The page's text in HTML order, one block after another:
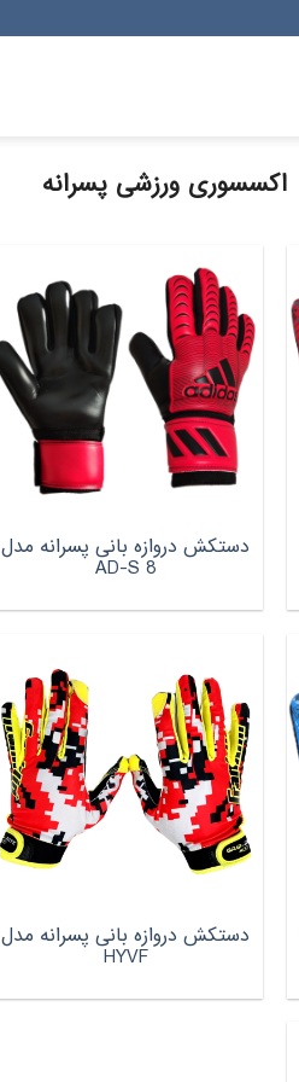
اکسسوری ورزشی پسرانه
دستکش دروازه بانی پسرانه مدل
AD-S 8
دستکش دروازه بانی پسرانه مدل
HYVF